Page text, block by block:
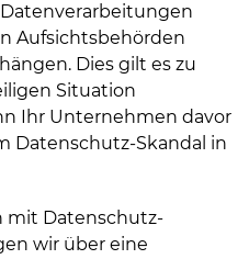
Aufsichtsbehörden
Dies gilt es zu
Situation
Ihr Unternehmen davor
Datenschutz-Skandal in
mit Datenschutz-
wir über eine